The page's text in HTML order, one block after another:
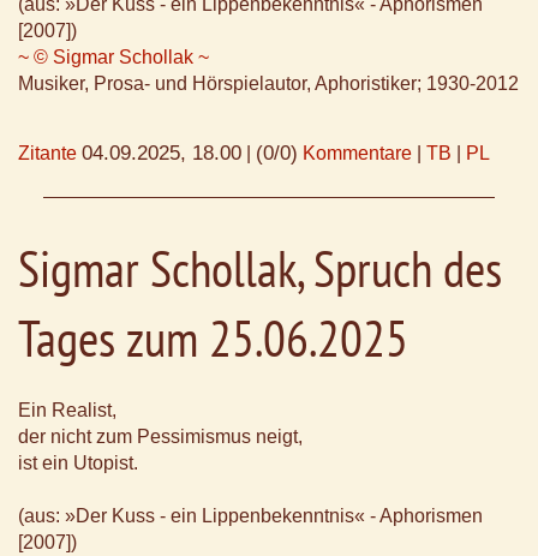
[2007])
~ © Sigmar Schollak ~
Musiker, Prosa- und Hörspielautor, Aphoristiker; 1930-2012
Zitante 04.09.2025, 18.00 (0/0) Kommentare TB PL
Sigmar Schollak, Spruch des
Tages zum 25.06.2025
Ein Realist,
der nicht zum Pessimismus neigt,
ist ein Utopist.
(aus: »Der Kuss - ein Lippenbekenntnis« - Aphorismen
[2007])